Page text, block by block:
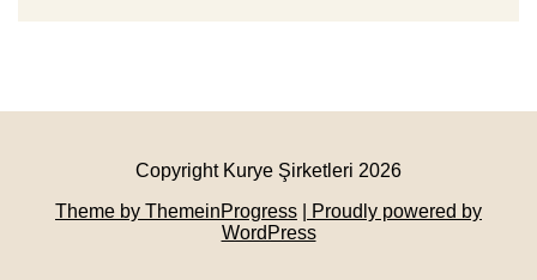
Copyright Kurye Şirketleri 2026
Theme by ThemeinProgress
| Proudly powered by
WordPress